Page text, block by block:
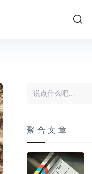
聚合文章